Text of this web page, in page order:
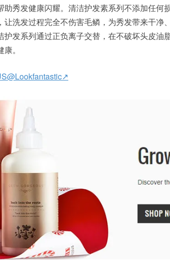
秀发健康闪耀。清洁护发素系列不添加任何
洗发过程完全不伤害毛鳞，为秀发带来干净
发系列通过正负离子交替，在不破坏头皮油
。